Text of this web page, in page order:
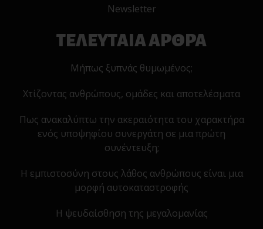
Newsletter
ΤΕΛΕΥΤΑΙΑ ΑΡΘΡΑ
Μήπως ξυπνάς θυμωμένος;
Χτίζοντας ανθρώπους, ομάδες και αποτελέσματα
Πως ανακαλύπτω την ακεραιότητα του χαρακτήρα
ενός υποψηφίου συνεργάτη σε μια πρώτη
συνέντευξη;
Η εμπιστοσύνη στους λάθος ανθρώπους είναι μια
μορφή αυτοκαταστροφής
Η ψευδαίσθηση της μεγαλομανίας